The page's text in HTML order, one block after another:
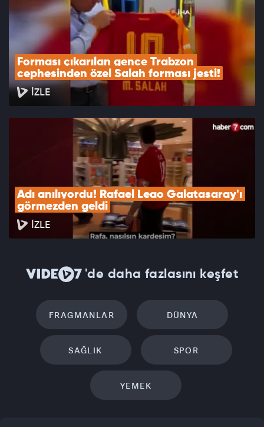
Forması çıkarılan gence Trabzon
cephesinden özel Salah forması jesti!
İZLE
Adı anılıyordu! Rafael Leao Galatasaray'ı
görmezden geldi
İZLE
'de daha fazlasını keşfet
FRAGMANLAR DÜNYA
SAĞLIK SPOR
YEMEK